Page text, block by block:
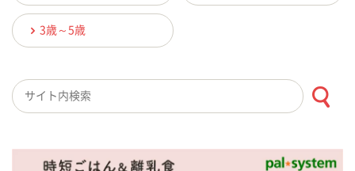
3歳～5歳
検索キーワード入力